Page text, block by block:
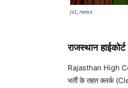
jst_news
राजस्थान
Rajasthan High
भर्ती के तहत क्लर्क